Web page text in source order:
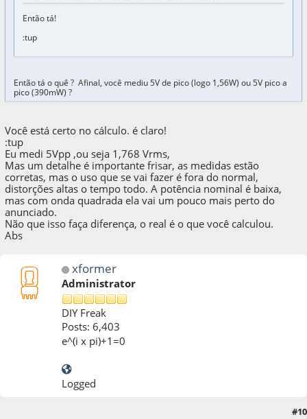
Então tá!
:tup
Então tá o quê ? Afinal, você mediu 5V de pico (logo 1,56W) ou 5V pico a
pico (390mW) ?
Você está certo no cálculo. é claro!
:tup
Eu medi 5Vpp ,ou seja 1,768 Vrms,
Mas um detalhe é importante frisar, as medidas estão
corretas, mas o uso que se vai fazer é fora do normal,
distorções altas o tempo todo. A potência nominal é baixa,
mas com onda quadrada ela vai um pouco mais perto do
anunciado.
Não que isso faça diferença, o real é o que você calculou.
Abs
xformer
Administrator
DIY Freak
Posts: 6,403
e^(i x pi)+1=0
Logged
: 23 de October de 2013, as 11:42:27#10